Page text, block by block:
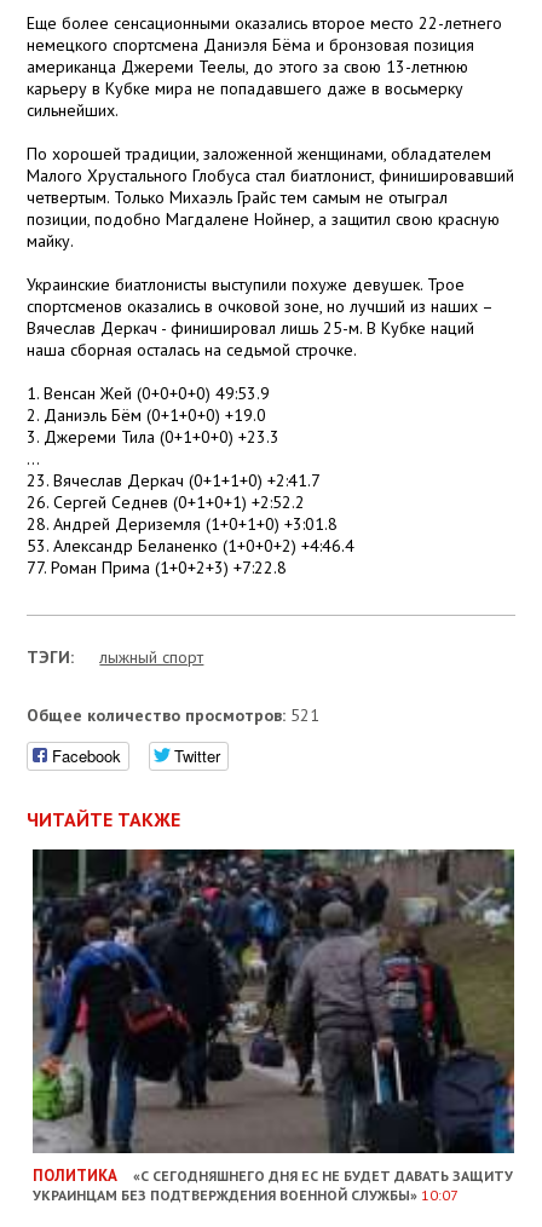
Еще более сенсационными оказались второе место 22-летнего
немецкого спортсмена Даниэля Бёма и бронзовая позиция
американца Джереми Теелы, до этого за свою 13-летнюю
карьеру в Кубке мира не попадавшего даже в восьмерку
сильнейших.
По хорошей традиции, заложенной женщинами, обладателем
Малого Хрустального Глобуса стал биатлонист, финишировавший
четвертым. Только Михаэль Грайс тем самым не отыграл
позиции, подобно Магдалене Нойнер, а защитил свою красную
майку.
Украинские биатлонисты выступили похуже девушек. Трое
спортсменов оказались в очковой зоне, но лучший из наших –
Вячеслав Деркач - финишировал лишь 25-м. В Кубке наций
наша сборная осталась на седьмой строчке.
1. Венсан Жей (0+0+0+0) 49:53.9
2. Даниэль Бём (0+1+0+0) +19.0
3. Джереми Тила (0+1+0+0) +23.3
...
23. Вячеслав Деркач (0+1+1+0) +2:41.7
26. Сергей Седнев (0+1+0+1) +2:52.2
28. Андрей Дериземля (1+0+1+0) +3:01.8
53. Александр Беланенко (1+0+0+2) +4:46.4
77. Роман Прима (1+0+2+3) +7:22.8
ТЭГИ: лыжный спорт
Общее количество просмотров: 521
Facebook Twitter
ЧИТАЙТЕ ТАКЖЕ
ПОЛИТИКА
«С СЕГОДНЯШНЕГО ДНЯ ЕС НЕ БУДЕТ ДАВАТЬ ЗАЩИТУ
УКРАИНЦАМ БЕЗ ПОДТВЕРЖДЕНИЯ ВОЕННОЙ СЛУЖБЫ» 10:07